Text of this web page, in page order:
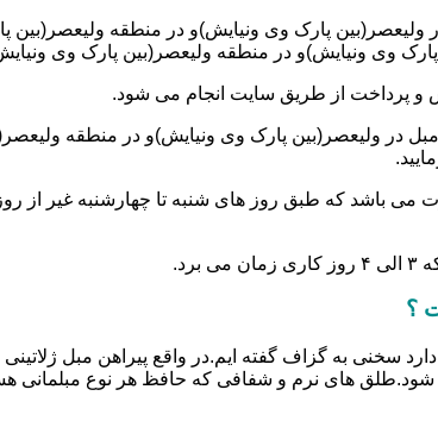
پارک وی ونیایش)و در منطقه ولیعصر(بین
وی ونیایش)و در منطقه ولیعصر(بین پارک وی
و پرداخت از طریق سایت انجام می شود.
در ولیعصر(بین پارک وی ونیایش)و در منطقه
می باشد که طبق روز های شنبه تا چهارشنبه غیر از
؟
سخنی به گزاف گفته ایم.در واقع پیراهن مبل
های نرم و شفافی که حافظ هر نوع مبلمانی